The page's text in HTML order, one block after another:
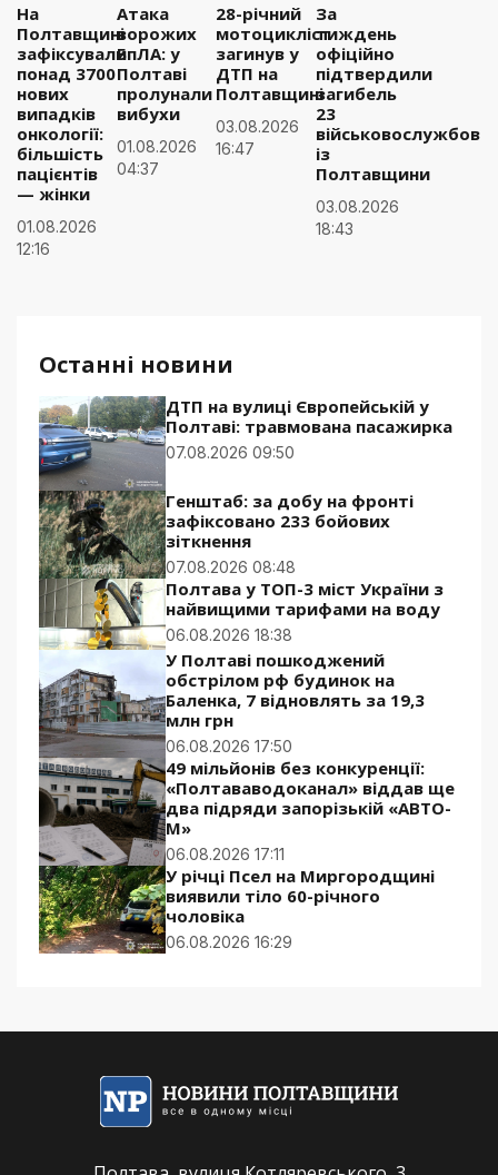
Останні новини
ДТП на вулиці Європейській у
Полтаві: травмована пасажирка
07.08.2026 09:50
Генштаб: за добу на фронті
зафіксовано 233 бойових
зіткнення
07.08.2026 08:48
Полтава у ТОП-3 міст України з
найвищими тарифами на воду
06.08.2026 18:38
У Полтаві пошкоджений
обстрілом рф будинок на
Баленка, 7 відновлять за 19,3
млн грн
06.08.2026 17:50
49 мільйонів без конкуренції:
«Полтававодоканал» віддав ще
два підряди запорізькій «АВТО-
М»
06.08.2026 17:11
У річці Псел на Миргородщині
виявили тіло 60-річного
чоловіка
06.08.2026 16:29
На
Полтавщині
зафіксували
понад 3700
нових
випадків
онкології:
більшість
пацієнтів
— жінки
01.08.2026
12:16
Атака
ворожих
БпЛА: у
Полтаві
пролунали
вибухи
01.08.2026
04:37
28-річний
мотоцикліст
загинув у
ДТП на
Полтавщині
03.08.2026
16:47
За
тиждень
офіційно
підтвердили
загибель
23
із
Полтавщини
03.08.2026
18:43